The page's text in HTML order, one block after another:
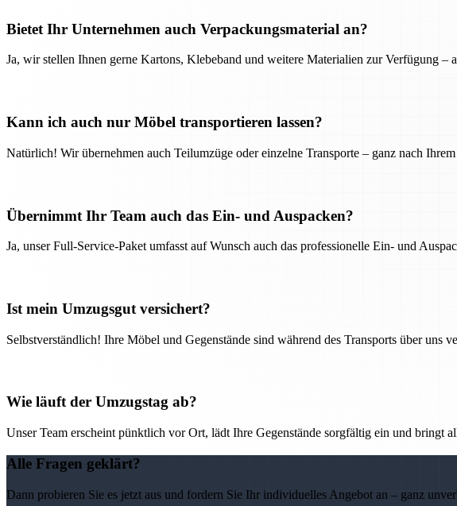
Bietet Ihr Unternehmen auch Verpackungsmaterial an?
Ja, wir stellen Ihnen gerne Kartons, Klebeband und weitere Materialien zur Verfügung –
Kann ich auch nur Möbel transportieren lassen?
Natürlich! Wir übernehmen auch Teilumzüge oder einzelne Transporte – ganz nach
Übernimmt Ihr Team auch das Ein- und Auspacken?
Ja, unser Full-Service-Paket umfasst auf Wunsch auch das professionelle Ein- und
Ist mein Umzugsgut versichert?
Selbstverständlich! Ihre Möbel und Gegenstände sind während des Transports über uns
Wie läuft der Umzugstag ab?
Unser Team erscheint pünktlich vor Ort, lädt Ihre Gegenstände sorgfältig ein und bringt
Alle Fragen geklärt?
Dann probieren Sie es jetzt aus und fordern Sie Ihr individuelles Angebot an – ganz